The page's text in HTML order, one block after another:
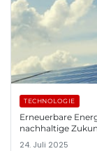
TECHNOLOGIE
Erneuerbare
nachhaltige
24. Juli 2025